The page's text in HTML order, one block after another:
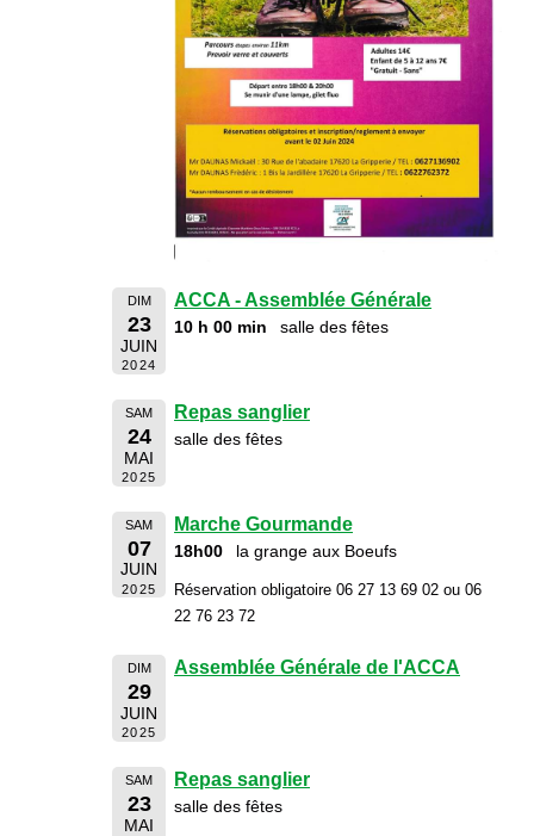
DIM
23
JUIN
2024
ACCA - Assemblée Générale
10 h 00 min salle des fêtes
SAM
24
MAI
2025
Repas sanglier
salle des fêtes
SAM
07
JUIN
2025
Marche Gourmande
18h00 la grange aux Boeufs
Réservation obligatoire 06 27 13 69 02 ou 06
22 76 23 72
DIM
29
JUIN
2025
Assemblée Générale de l'ACCA
SAM
23
MAI
Repas sanglier
salle des fêtes